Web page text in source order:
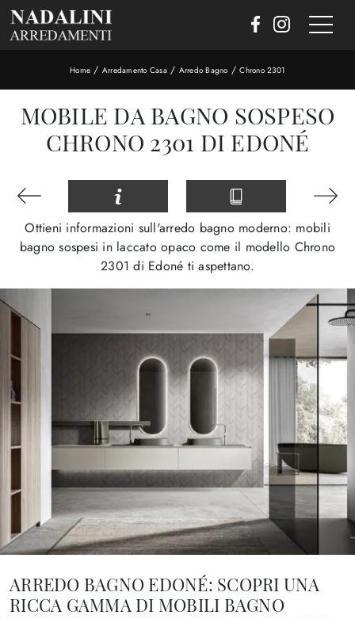
Home / Arredamento Casa/ Arredo Bagno /Chrono 2301
MOBILE DA BAGNO SOSPESO
CHRONO 2301 DI EDONÉ
Ottieni informazioni sull'arredo bagno moderno: mobili
bagno sospesi in laccato opaco come il modello Chrono
2301 di Edoné ti aspettano.
ARREDO BAGNO EDONÉ: SCOPRI UNA
RICCA GAMMA DI MOBILI BAGNO